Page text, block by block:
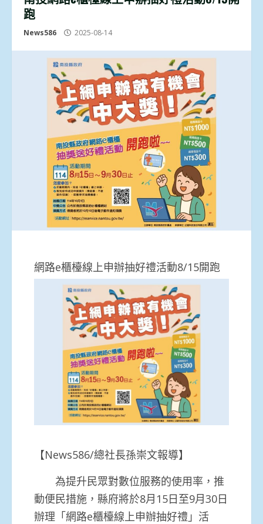
跑
News586 2025-08-14
網路e櫃檯線上申辦抽好禮活動8/15開跑
【News586/總社長孫崇文報導】
為提升民眾對數位服務的使用率，推
動便民措施，縣府將於8月15日至9月30日
辦理「網路e櫃檯線上申辦抽好禮」活